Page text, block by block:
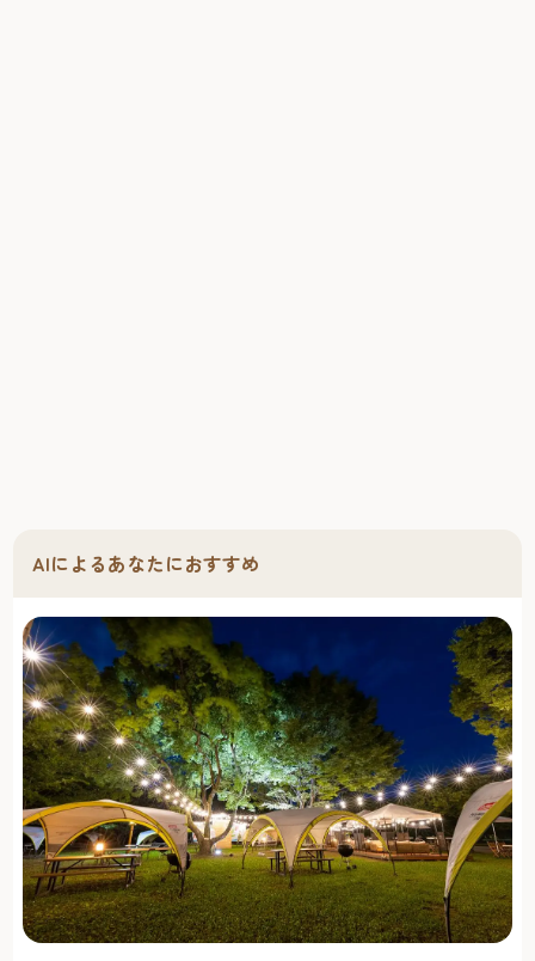
so」（まあまあ良い）という意味を組み合わせたものだそ
カフェの人気メニューは、2~3種類のカレーとたっぷりの
野菜をワンプレートで味わえる 「筥崎荘々 カレー』。台湾
茶 中国茶 日本茶などをいただける喫茶も行なっていま
す。
『衣食住店』と名付けられたイベントスペースは、展示
会、音楽ライブ、パーティなどいろんなことに利用でき、
レンタルすることも可能です。
❖筥崎荘々/hakozakiso-so住所：福岡市東区馬出5-35-
15TEL：なし営業日・営業時間：Instagramで確認を
https://www.instagram.com/hakozaki_soso/
レトロな店構えと優しいパンの味にほっこりナガタパン 箱
崎店
AIによるあなたにおすすめ